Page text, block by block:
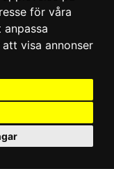
för våra
visa annonser